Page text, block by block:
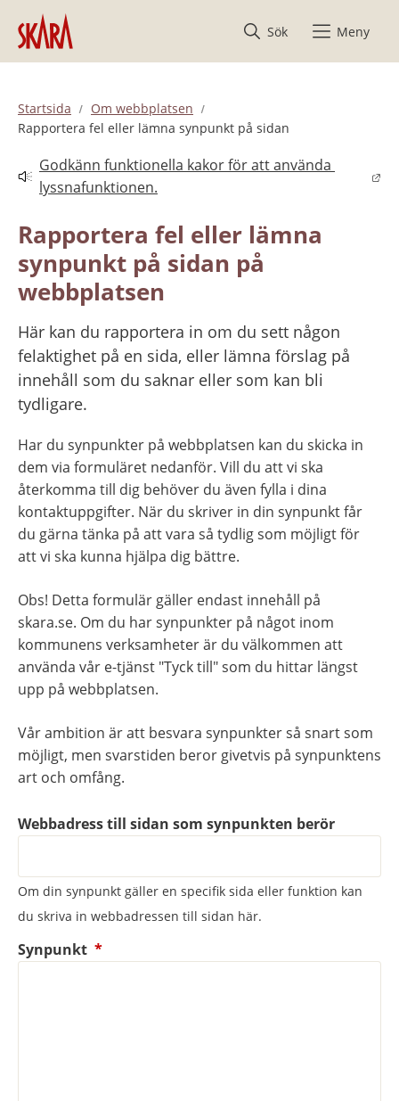
Hoppa till innehåll
Sök
Meny
Startsida
Om webbplatsen
Rapportera fel eller lämna synpunkt på sidan
Godkänn funktionella kakor för att använda
lyssnafunktionen.
Länk till annan webbplats.
Rapportera fel eller lämna
synpunkt på sidan på
webbplatsen
Här kan du rapportera in om du sett någon
felaktighet på en sida, eller lämna förslag på
innehåll som du saknar eller som kan bli
tydligare.
Har du synpunkter på webbplatsen kan du skicka in
dem via formuläret nedanför. Vill du att vi ska
återkomma till dig behöver du även fylla i dina
kontaktuppgifter. När du skriver in din synpunkt får
du gärna tänka på att vara så tydlig som möjligt för
att vi ska kunna hjälpa dig bättre.
Obs! Detta formulär gäller endast innehåll på
skara.se. Om du har synpunkter på något inom
kommunens verksamheter är du välkommen att
använda vår e-tjänst "Tyck till" som du hittar längst
upp på webbplatsen.
Vår ambition är att besvara synpunkter så snart som
möjligt, men svarstiden beror givetvis på synpunktens
art och omfång.
Webbadress till sidan som synpunkten berör
Om din synpunkt gäller en specifik sida eller funktion kan
du skriva in webbadressen till sidan här.
Synpunkt *(obligatorisk)